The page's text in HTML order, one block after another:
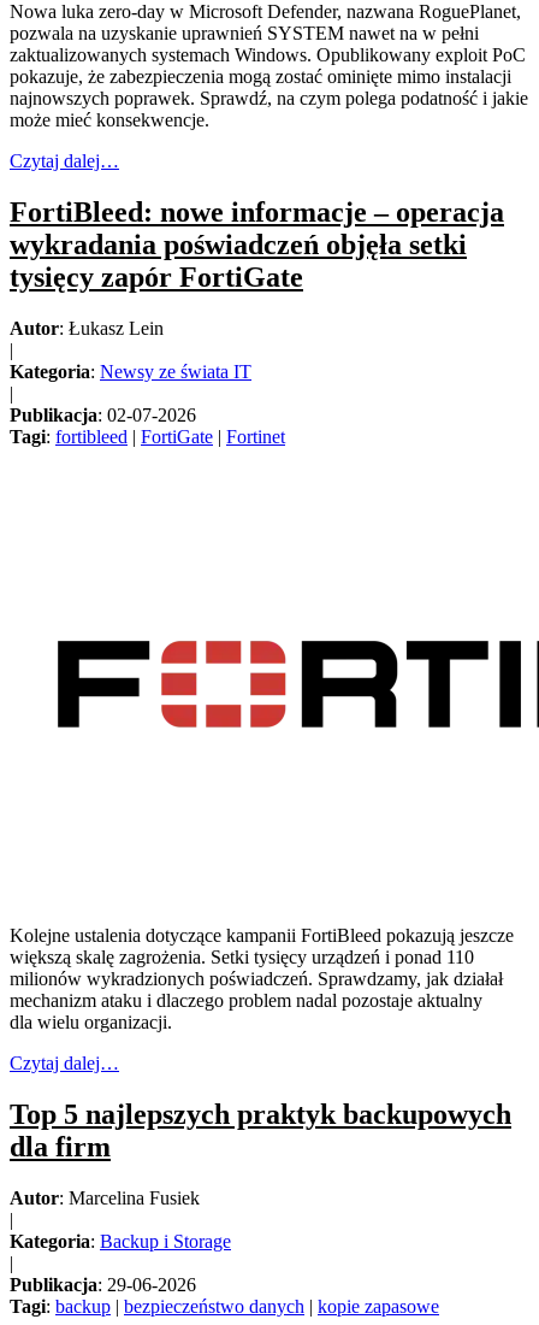
Nowa luka zero-day w Microsoft Defender, nazwana RoguePlanet,
pozwala na uzyskanie uprawnień SYSTEM nawet na w pełni
zaktualizowanych systemach Windows. Opublikowany exploit PoC
pokazuje, że zabezpieczenia mogą zostać ominięte mimo instalacji
najnowszych poprawek. Sprawdź, na czym polega podatność i jakie
może mieć konsekwencje.
Czytaj dalej…
FortiBleed: nowe informacje – operacja
wykradania poświadczeń objęła setki
tysięcy zapór FortiGate
Autor: Łukasz Lein
|
Kategoria: Newsy ze świata IT
|
Publikacja: 02-07-2026
Tagi: fortibleed | FortiGate | Fortinet
Kolejne ustalenia dotyczące kampanii FortiBleed pokazują jeszcze
większą skalę zagrożenia. Setki tysięcy urządzeń i ponad 110
milionów wykradzionych poświadczeń. Sprawdzamy, jak działał
mechanizm ataku i dlaczego problem nadal pozostaje aktualny
dla wielu organizacji.
Czytaj dalej…
Top 5 najlepszych praktyk backupowych
dla firm
Autor: Marcelina Fusiek
|
Kategoria: Backup i Storage
|
Publikacja: 29-06-2026
Tagi: backup | bezpieczeństwo danych | kopie zapasowe